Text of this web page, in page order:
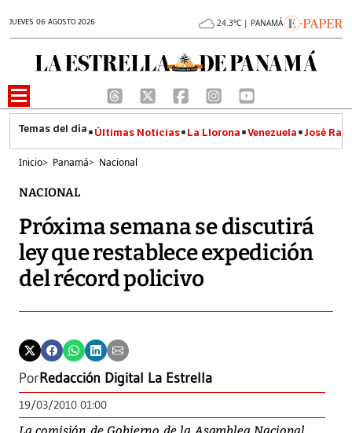
JUEVES 06 AGOSTO 2026 24.3°C | PANAMÁ
Últimas Noticias La Llorona Venezuela José
Inicio> Panamá> Nacional
NACIONAL
Próxima semana se discutirá
ley que restablece expedición
del récord policivo
PorRedacción Digital La Estrella
19/03/2010 01:00